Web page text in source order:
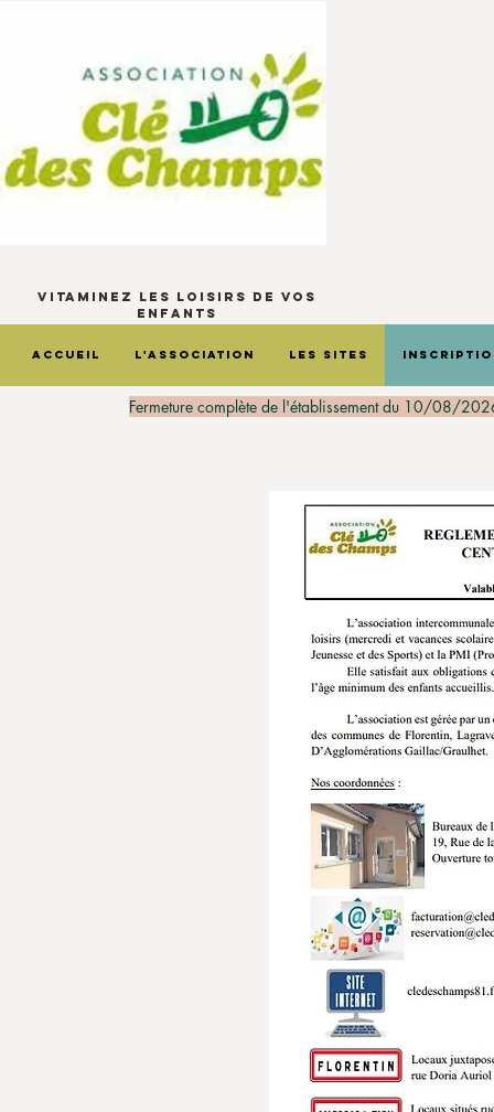
Vitaminez les loisirs de vos
enfants
Accueil L'Association Les sites
Fermeture complète de l'établissement du 10/08/